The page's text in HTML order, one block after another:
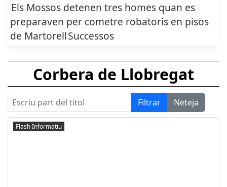
Els Mossos detenen tres homes quan es
preparaven per cometre robatoris en pisos
de MartorellSuccessos
Corbera de Llobregat
Escriu part del títol Filtrar Neteja
Flash Informatiu